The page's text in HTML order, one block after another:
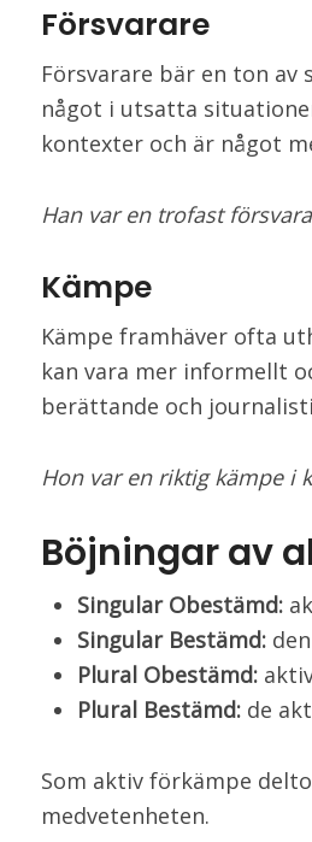
Försvarare
Försvarare bär en ton
något i utsatta
kontexter och är något
Han var en trofast
Kämpe
Kämpe framhäver ofta
kan vara mer informellt
berättande och
Hon var en riktig kämpe i
Böjningar av
Singular Obestämd:
Singular Bestämd:
Plural Obestämd:
Plural Bestämd: de
Som aktiv förkämpe
medvetenheten.